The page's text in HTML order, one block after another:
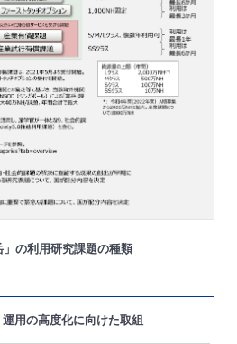
の利用研究課題の種類
運用の高度化に向けた取組